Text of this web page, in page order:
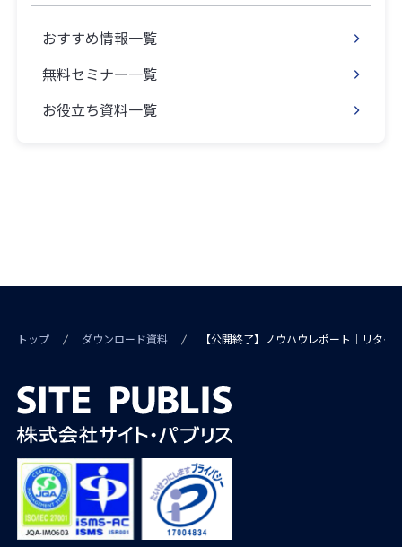
おすすめ情報一覧
無料セミナー一覧
お役立ち資料一覧
トップ ダウンロード資料 【公開終了】ノウハウレポート｜リタ